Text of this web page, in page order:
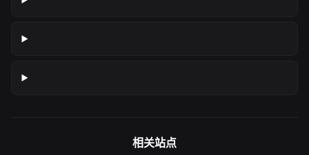
相关站点